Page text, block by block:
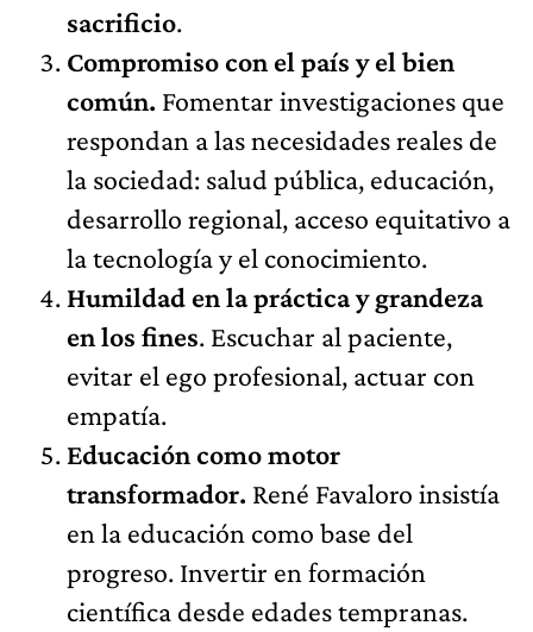
sacrificio.
Compromiso con el país y el bien
común. Fomentar investigaciones que
respondan a las necesidades reales de
la sociedad: salud pública, educación,
desarrollo regional, acceso equitativo a
la tecnología y el conocimiento.
Humildad en la práctica y grandeza
en los fines. Escuchar al paciente,
evitar el ego profesional, actuar con
empatía.
Educación como motor
transformador. René Favaloro insistía
en la educación como base del
progreso. Invertir en formación
científica desde edades tempranas.